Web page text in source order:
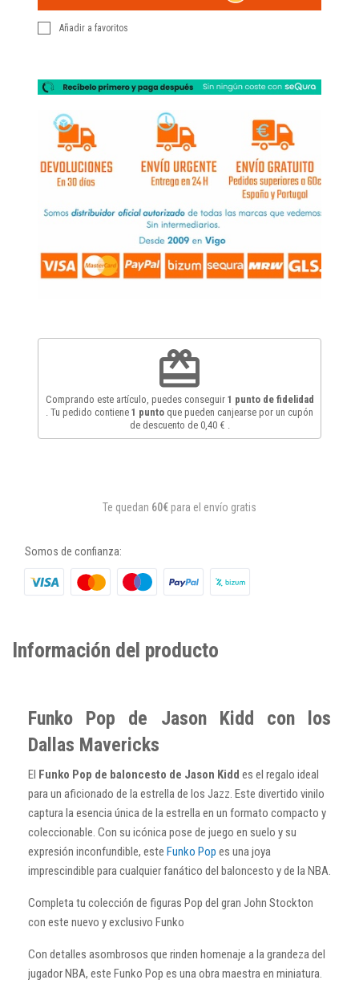
Añadir a favoritos
redeem
Comprando este artículo, puedes conseguir 1 punto de fidelidad
. Tu pedido contiene 1 punto que pueden canjearse por un cupón
de descuento de 0,40 €
Te quedan 60€ para el envío gratis
Somos de confianza:
Información del producto
Funko Pop de Jason Kidd con los
Dallas Mavericks
El Funko Pop de baloncesto de Jason Kidd es el regalo ideal
para un aficionado de la estrella de los Jazz. Este divertido vinilo
captura la esencia única de la estrella en un formato compacto y
coleccionable. Con su icónica pose de juego en suelo y su
expresión inconfundible, este Funko Pop es una joya
imprescindible para cualquier fanático del baloncesto y de la NBA.
Completa tu colección de figuras Pop del gran John Stockton
con este nuevo y exclusivo Funko
Con detalles asombrosos que rinden homenaje a la grandeza del
jugador NBA, este Funko Pop es una obra maestra en miniatura.